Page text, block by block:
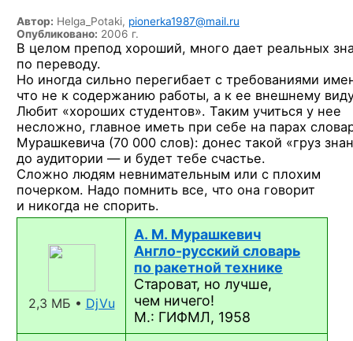
Автор: Helga_Potaki, pionerka1987@mail.ru
Опубликовано: 2006 г.
В целом препод хороший, много дает реальных
по переводу.
Но иногда сильно перегибает с требованиями
что не к содержанию работы, а к ее внешнему
Любит «хороших студентов». Таким учиться у нее
несложно, главное иметь при себе на парах
Мурашкевича (70 000 слов): донес такой «груз
до аудитории — и будет тебе счастье.
Сложно людям невнимательным или с плохим
почерком. Надо помнить все, что она говорит
и никогда не спорить.
2,3 МБ • DjVu
А. М. Мурашкевич
Англо-русский словарь
по ракетной технике
Староват, но лучше,
чем ничего!
М.: ГИФМЛ, 1958